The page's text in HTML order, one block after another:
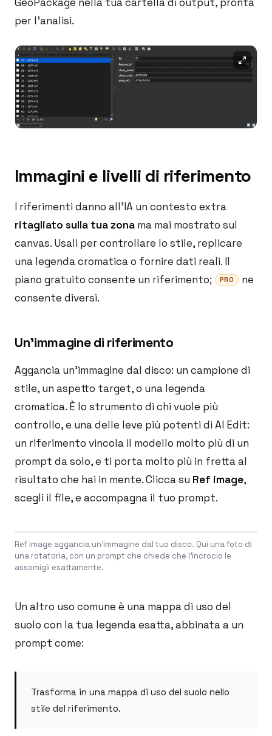
per l'analisi.
Immagini e livelli di riferimento
I riferimenti danno all'IA un contesto extra
ritagliato sulla tua zona ma mai mostrato sul
canvas. Usali per controllare lo stile, replicare
una legenda cromatica o fornire dati reali. Il
piano gratuito consente un riferimento;
PRO
ne
consente diversi.
Un'immagine di riferimento
Aggancia un'immagine dal disco: un campione di
stile, un aspetto target, o una legenda
cromatica. È lo strumento di chi vuole più
controllo, e una delle leve più potenti di AI Edit:
un riferimento vincola il modello molto più di un
prompt da solo, e ti porta molto più in fretta al
risultato che hai in mente. Clicca su Ref image,
scegli il file, e accompagna il tuo prompt.
Ref image aggancia un'immagine dal tuo disco. Qui una foto di
una rotatoria, con un prompt che chiede che l'incrocio le
assomigli esattamente.
Un altro uso comune è una mappa di uso del
suolo con la tua legenda esatta, abbinata a un
prompt come:
Trasforma in una mappa di uso del suolo nello
stile del riferimento.